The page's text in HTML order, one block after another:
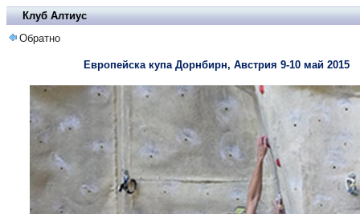
Клуб Алтиус
Обратно
Европейска купа Дорнбирн, Австрия 9-10 май 2015